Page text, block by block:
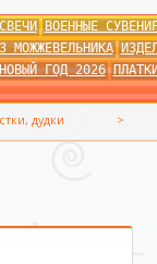
ВОЕННЫЕ
МОЖЖЕВЕЛЬНИКА
ГОД 2026 ПЛАТКИ
дудки